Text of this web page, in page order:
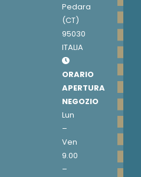
Pedara
(CT)
95030
ITALIA
ORARIO
APERTURA
NEGOZIO
Lun
–
Ven
9.00
–